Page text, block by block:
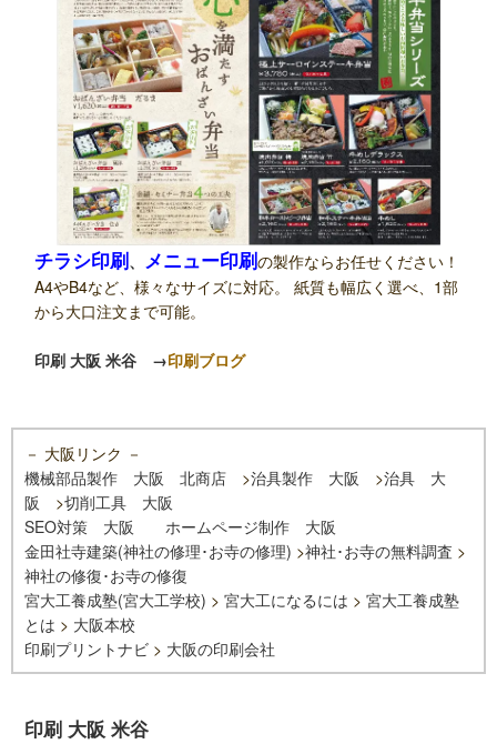
チラシ印刷、 メニュー印刷の製作ならお任せください！
A4やB4など、様々なサイズに対応。 紙質も幅広く選べ、1部
から大口注文まで可能。
印刷 大阪 米谷 →印刷ブログ
－ 大阪リンク －
機械部品製作 大阪 北商店 >治具製作 大阪 >治具 大
阪 >切削工具 大阪
SEO対策 大阪
ホームページ制作 大阪
金田社寺建築(神社の修理･お寺の修理) >神社･お寺の無料調査 >
神社の修復･お寺の修復
宮大工養成塾(宮大工学校) > 宮大工になるには > 宮大工養成塾
とは > 大阪本校
印刷プリントナビ > 大阪の印刷会社
印刷 大阪 米谷